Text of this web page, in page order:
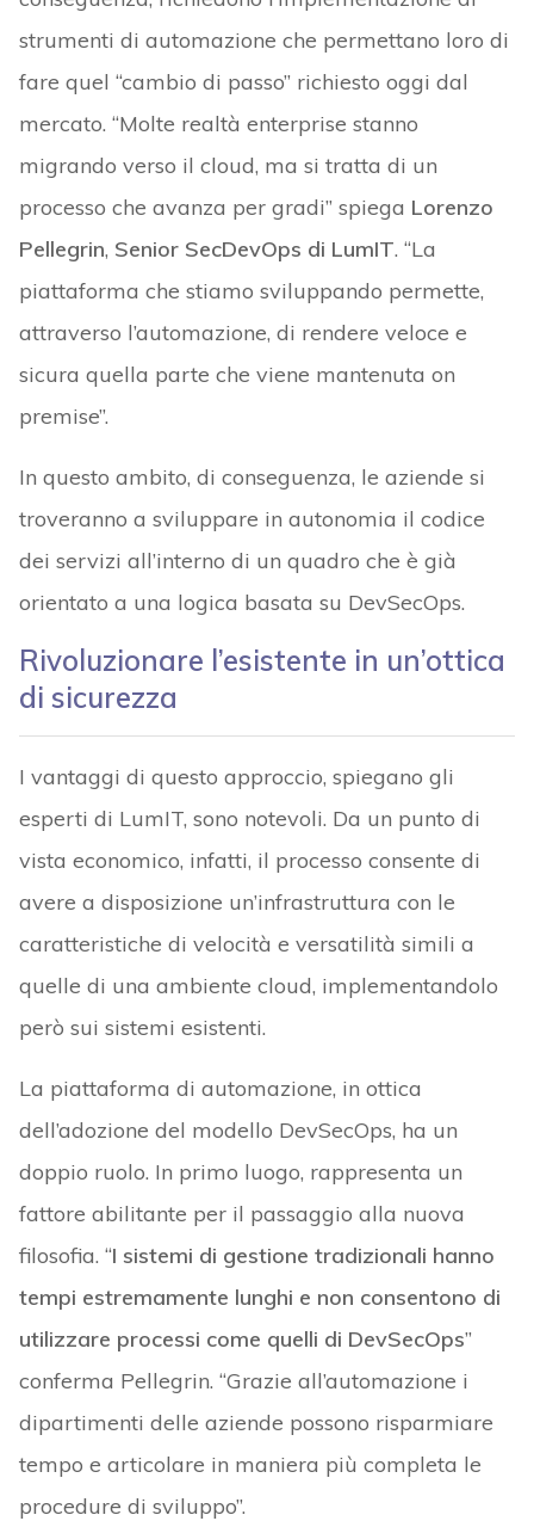
strumenti di automazione che permettano loro di
fare quel “cambio di passo” richiesto oggi dal
mercato. “Molte realtà enterprise stanno
migrando verso il cloud, ma si tratta di un
processo che avanza per gradi” spiega Lorenzo
Pellegrin, Senior SecDevOps di LumIT. “La
piattaforma che stiamo sviluppando permette,
attraverso l’automazione, di rendere veloce e
sicura quella parte che viene mantenuta on
premise”.
In questo ambito, di conseguenza, le aziende si
troveranno a sviluppare in autonomia il codice
dei servizi all’interno di un quadro che è già
orientato a una logica basata su DevSecOps.
Rivoluzionare l’esistente in un’ottica
di sicurezza
I vantaggi di questo approccio, spiegano gli
esperti di LumIT, sono notevoli. Da un punto di
vista economico, infatti, il processo consente di
avere a disposizione un’infrastruttura con le
caratteristiche di velocità e versatilità simili a
quelle di una ambiente cloud, implementandolo
però sui sistemi esistenti.
La piattaforma di automazione, in ottica
dell’adozione del modello DevSecOps, ha un
doppio ruolo. In primo luogo, rappresenta un
fattore abilitante per il passaggio alla nuova
filosofia. “I sistemi di gestione tradizionali hanno
tempi estremamente lunghi e non consentono di
utilizzare processi come quelli di DevSecOps”
conferma Pellegrin. “Grazie all’automazione i
dipartimenti delle aziende possono risparmiare
tempo e articolare in maniera più completa le
procedure di sviluppo”.